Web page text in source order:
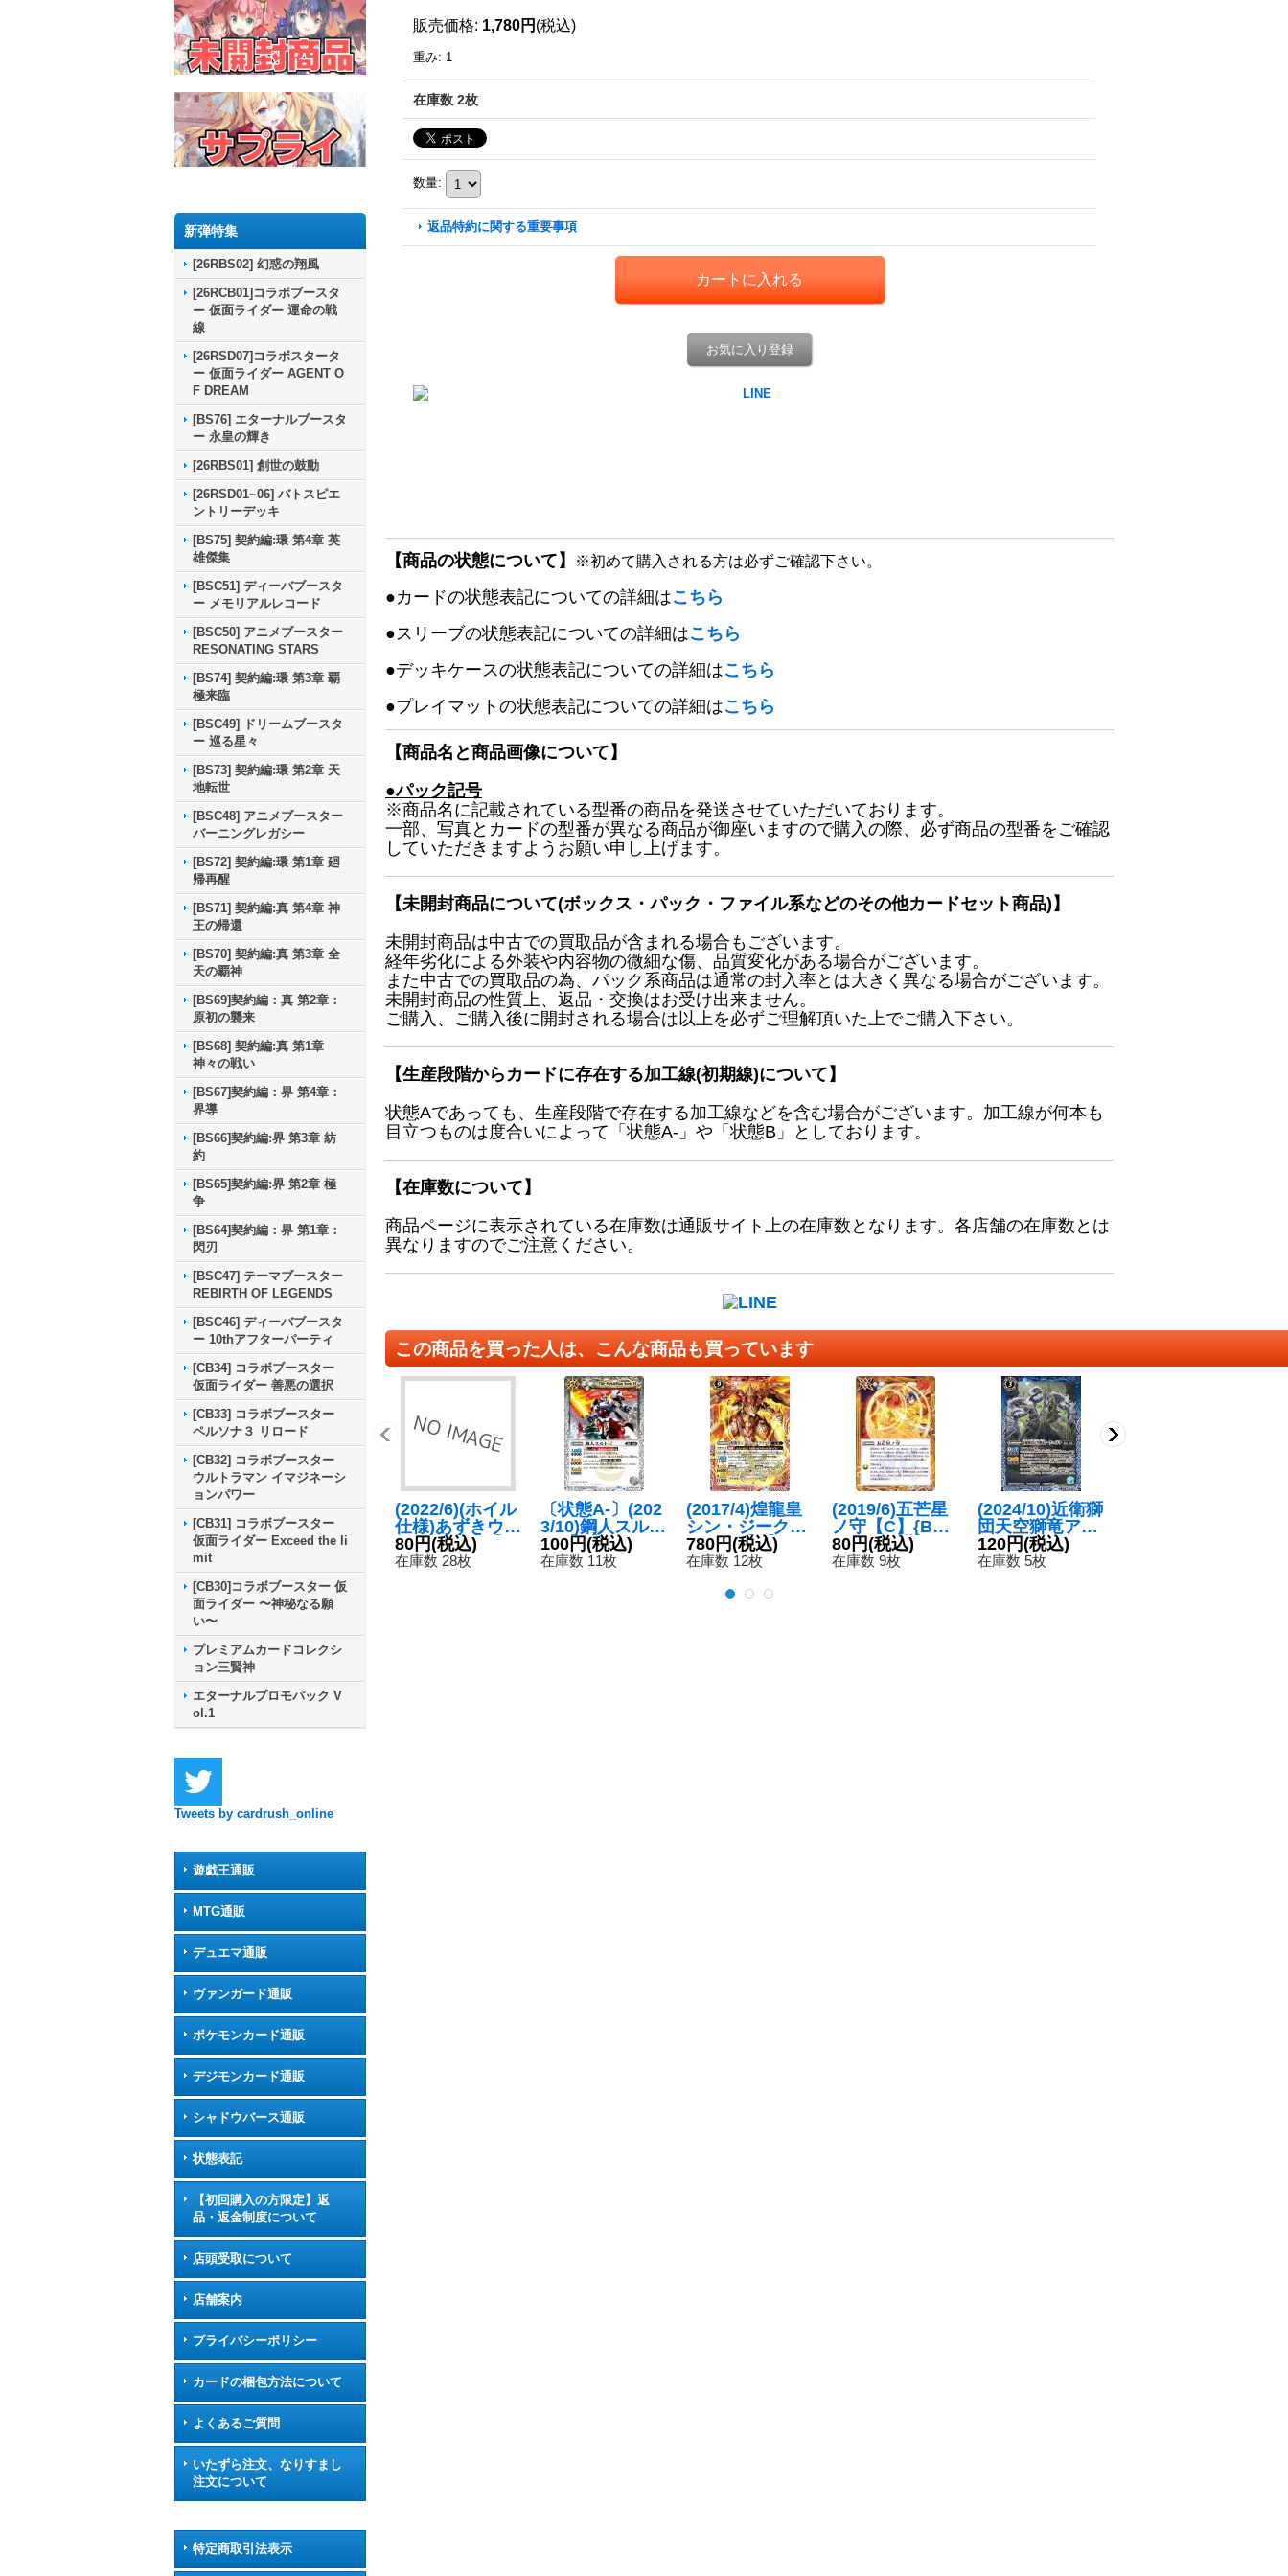
新弾特集
[26RBS02] 幻惑の翔風
[26RCB01]コラボブースタ
ー 仮面ライダー 運命の戦
線
[26RSD07]コラボスタータ
ー 仮面ライダー AGENT O
F DREAM
[BS76] エターナルブースタ
ー 永皇の輝き
[26RBS01] 創世の鼓動
[26RSD01~06] バトスピエ
ントリーデッキ
[BS75] 契約編:環 第4章 英
雄傑集
[BSC51] ディーバブースタ
ー メモリアルレコード
[BSC50] アニメブースター
RESONATING STARS
[BS74] 契約編:環 第3章 覇
極来臨
[BSC49] ドリームブースタ
ー 巡る星々
[BS73] 契約編:環 第2章 天
地転世
[BSC48] アニメブースター
バーニングレガシー
[BS72] 契約編:環 第1章 廻
帰再醒
[BS71] 契約編:真 第4章 神
王の帰還
[BS70] 契約編:真 第3章 全
天の覇神
[BS69]契約編：真 第2章：
原初の襲来
[BS68] 契約編:真 第1章
神々の戦い
[BS67]契約編：界 第4章：
界導
[BS66]契約編:界 第3章 紡
約
[BS65]契約編:界 第2章 極
争
[BS64]契約編：界 第1章：
閃刃
[BSC47] テーマブースター
REBIRTH OF LEGENDS
[BSC46] ディーバブースタ
ー 10thアフターパーティ
[CB34] コラボブースター
仮面ライダー 善悪の選択
[CB33] コラボブースター
ペルソナ３ リロード
[CB32] コラボブースター
ウルトラマン イマジネーシ
ョンパワー
[CB31] コラボブースター
仮面ライダー Exceed the li
mit
[CB30]コラボブースター 仮
面ライダー 〜神秘なる願
い〜
プレミアムカードコレクシ
ョン三賢神
エターナルプロモパック V
ol.1
Tweets by cardrush_online
遊戯王通販
MTG通販
デュエマ通販
ヴァンガード通販
ポケモンカード通販
デジモンカード通販
シャドウバース通販
状態表記
【初回購入の方限定】返
品・返金制度について
店頭受取について
店舗案内
プライバシーポリシー
カードの梱包方法について
よくあるご質問
いたずら注文、なりすまし
注文について
特定商取引法表示
販売価格: 1,780円 (税込)
重み: 1
在庫数 2枚
数量:
返品特約に関する重要事項
お気に入り登録
【商品の状態について】 ※初めて購入される方は必ずご確認下さい。
●カードの状態表記についての詳細はこちら
●スリーブの状態表記についての詳細はこちら
●デッキケースの状態表記についての詳細はこちら
●プレイマットの状態表記についての詳細はこちら
【商品名と商品画像について】
●パック記号
※商品名に記載されている型番の商品を発送させていただいております。
一部、写真とカードの型番が異なる商品が御座いますので購入の際、必ず商品の型番をご確認
していただきますようお願い申し上げます。
【未開封商品について(ボックス・パック・ファイル系などのその他カードセット商品)】
未開封商品は中古での買取品が含まれる場合もございます。
経年劣化による外装や内容物の微細な傷、品質変化がある場合がございます。
また中古での買取品の為、パック系商品は通常の封入率とは大きく異なる場合がございます。
未開封商品の性質上、返品・交換はお受け出来ません。
ご購入、ご購入後に開封される場合は以上を必ずご理解頂いた上でご購入下さい。
【生産段階からカードに存在する加工線(初期線)について】
状態Aであっても、生産段階で存在する加工線などを含む場合がございます。加工線が何本も
目立つものは度合いによって「状態A-」や「状態B」としております。
【在庫数について】
商品ページに表示されている在庫数は通販サイト上の在庫数となります。各店舗の在庫数とは
異なりますのでご注意ください。
この商品を買った人は、こんな商品も買っています
(2022/6)(ホイル
仕様)あずきウォ
ッシャー【C】
{BS50-053}
80円(税込)
在庫数 28枚
〔状態A-〕(202
3/10)鋼人スルト
LT【R】{BSC4
2-044}《白》
100円(税込)
在庫数 11枚
(2017/4)煌龍皇
シン・ジークフ
リード【X】{B
S40-X01}《赤》
780円(税込)
在庫数 12枚
(2019/6)五芒星
ノ守【C】{BS5
0-092}《黄》
80円(税込)
在庫数 9枚
(2024/10)近衛獅
団天空獅竜アー
クハイドラ
【M】{BS67-04
120円(税込)
在庫数 5枚